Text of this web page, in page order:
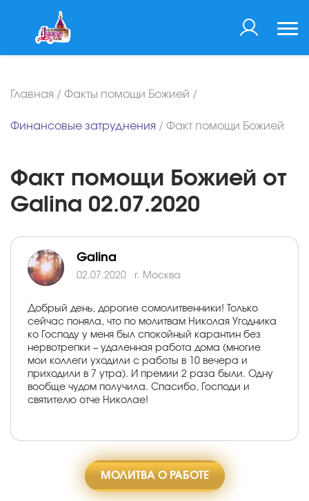
Главная / Факты помощи Божией /
Финансовые затруднения / Факт помощи Божией
Факт помощи Божией от
Galina 02.07.2020
Galina
02.07.2020 г. Москва
Добрый день, дорогие сомолитвенники! Только
сейчас поняла, что по молитвам Николая Угодника
ко Господу у меня был спокойный карантин без
нервотрепки – удаленная работа дома (многие
мои коллеги уходили с работы в 10 вечера и
приходили в 7 утра). И премии 2 раза были. Одну
вообще чудом получила. Спасибо, Господи и
святителю отче Николае!
МОЛИТВА О РАБОТЕ